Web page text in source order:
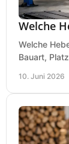
Welche
Welche
Bauart,
10. Juni 2026